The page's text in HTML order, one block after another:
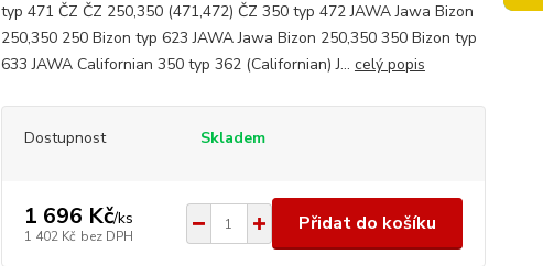
typ 471 ČZ ČZ 250,350 (471,472) ČZ 350 typ 472 JAWA Jawa Bizon
250,350 250 Bizon typ 623 JAWA Jawa Bizon 250,350 350 Bizon typ
633 JAWA Californian 350 typ 362 (Californian) J... celý popis
Dostupnost Skladem
1 696 Kč/ks
1 402 Kč bez DPH
Přidat do košíku